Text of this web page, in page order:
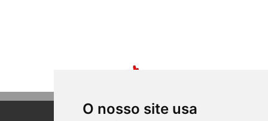
O nosso site usa